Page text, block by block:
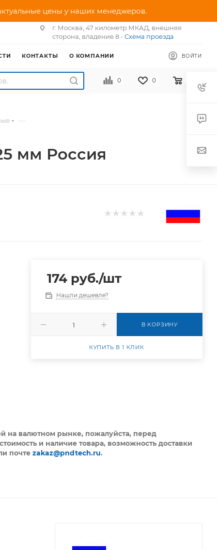
цены у наших менеджеров.
г. Москва, 47 километр МКАД, внешняя
сторона, владение 8 - Схема проезда
ВОЙТИ
КОНТАКТЫ О КОМПАНИИ
0 0
—
мм Россия
174руб./шт
Нашли дешевле?
В КОРЗИНУ
КУПИТЬ В 1 КЛИК
на валютном рынке, пожалуйста, перед
и наличие товара, возможность доставки
почтеzakaz@pndtech.ru.